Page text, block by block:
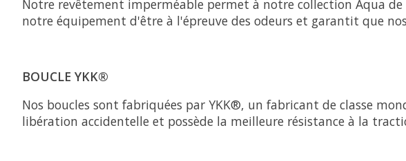
Notre revêtement imperméable permet à notre collection Aqua
notre équipement d'être à l'épreuve des odeurs et garantit que
BOUCLE YKK®
Nos boucles sont fabriquées par YKK®, un fabricant de classe
libération accidentelle et possède la meilleure résistance à la